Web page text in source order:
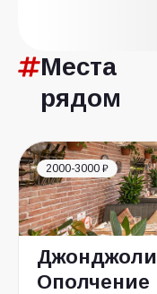
Места
рядом
2000-3000 ₽
Ополчение